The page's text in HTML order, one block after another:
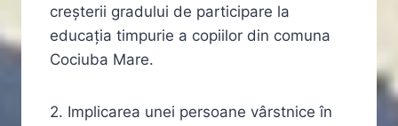
creșterii gradului de participare la
educația timpurie a copiilor din comuna
Cociuba Mare.
2. Implicarea unei persoane vârstnice în